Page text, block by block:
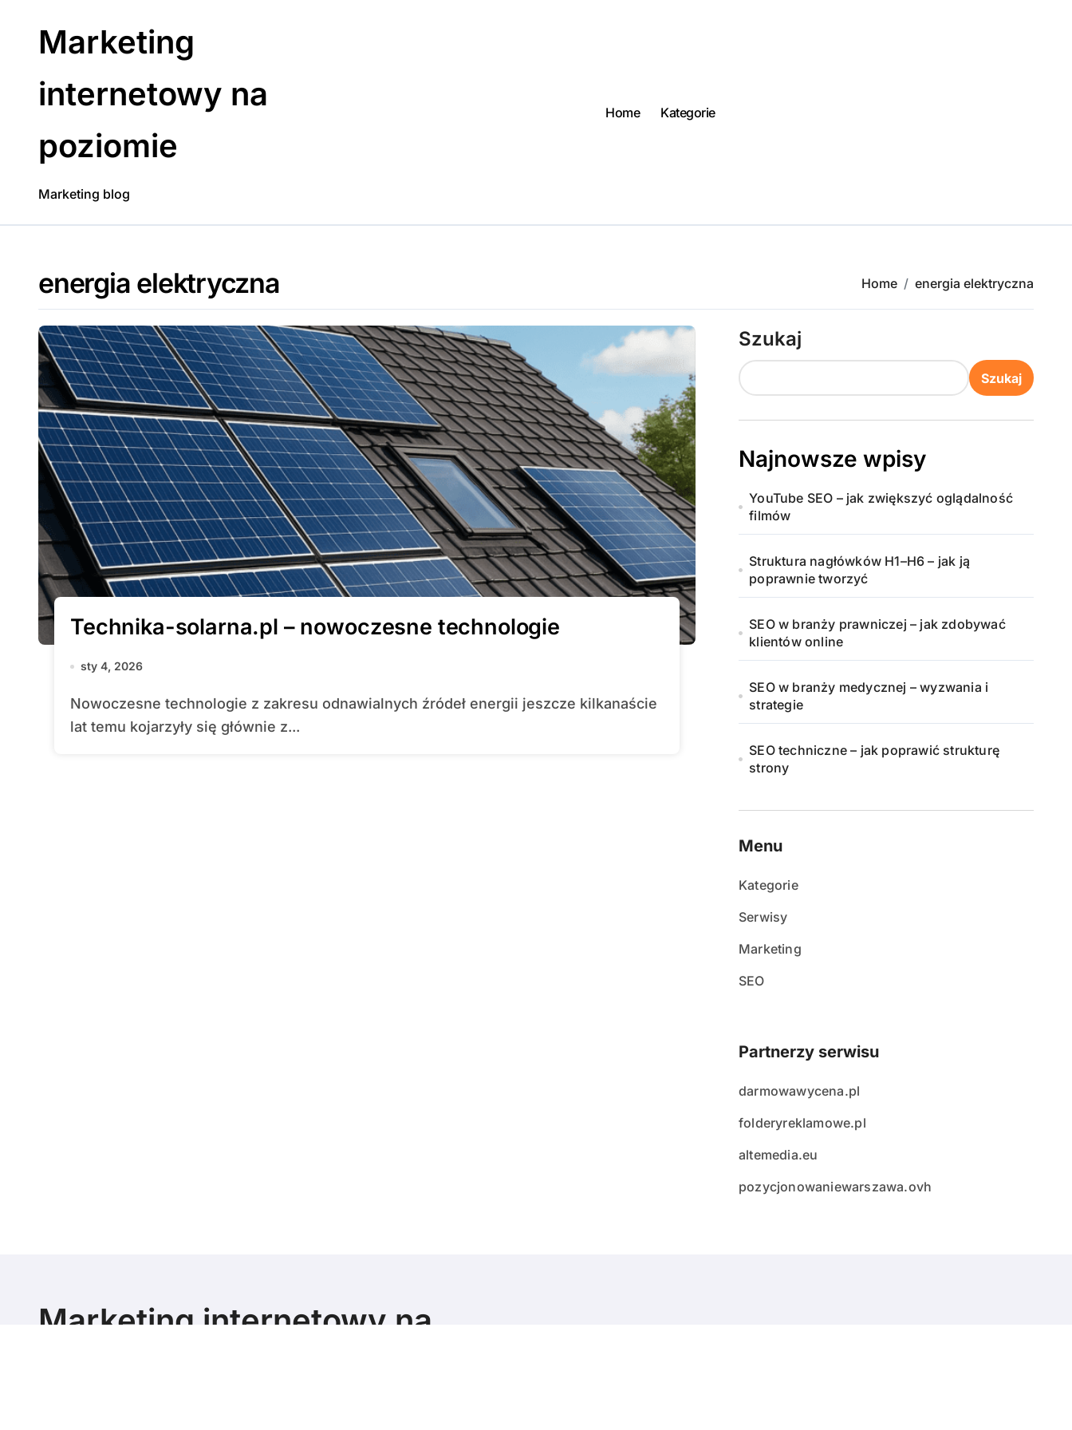
Marketing
internetowy na
poziomie
Marketing blog
Home Kategorie
energia elektryczna Home energia elektryczna
Technika-solarna.pl – nowoczesne technologie
sty 4, 2026
Nowoczesne technologie z zakresu odnawialnych źródeł energii jeszcze kilkanaście
lat temu kojarzyły się głównie z...
Szukaj
Szukaj
Najnowsze wpisy
YouTube SEO – jak zwiększyć oglądalność
filmów
Struktura nagłówków H1–H6 – jak ją
poprawnie tworzyć
SEO w branży prawniczej – jak zdobywać
klientów online
SEO w branży medycznej – wyzwania i
strategie
SEO techniczne – jak poprawić strukturę
strony
Menu
Kategorie
Serwisy
Marketing
SEO
Partnerzy serwisu
darmowawycena.pl
folderyreklamowe.pl
altemedia.eu
pozycjonowaniewarszawa.ovh
Marketing internetowy na